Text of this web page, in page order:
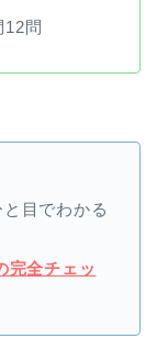
問
目でわかる
完全チェッ